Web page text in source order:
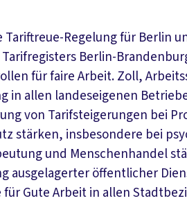
Tariftreue-Regelung für Berlin
Tarifregisters Berlin-
für faire Arbeit. Zoll,
in allen landeseigenen
von Tarifsteigerungen bei
stärken, insbesondere bei
und Menschenhandel
ausgelagerter öffentlicher
für Gute Arbeit in allen